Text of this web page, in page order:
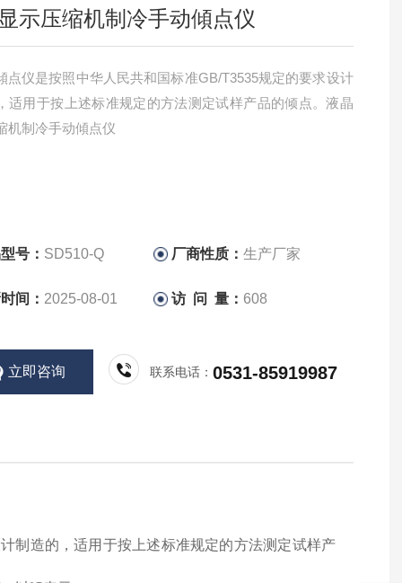
示压缩机制冷手动傾点仪
点仪是按照中华人民共和国标准GB/T3535规定的要求设计
适用于按上述标准规定的方法测定试样产品的倾点。液晶
机制冷手动傾点仪
号： SD510-Q 厂商性质：生产厂家
间： 2025-08-01 访 问 量： 608
立即咨询 联系电话：0531-85919987
制造的，适用于按上述标准规定的方法测定试样产